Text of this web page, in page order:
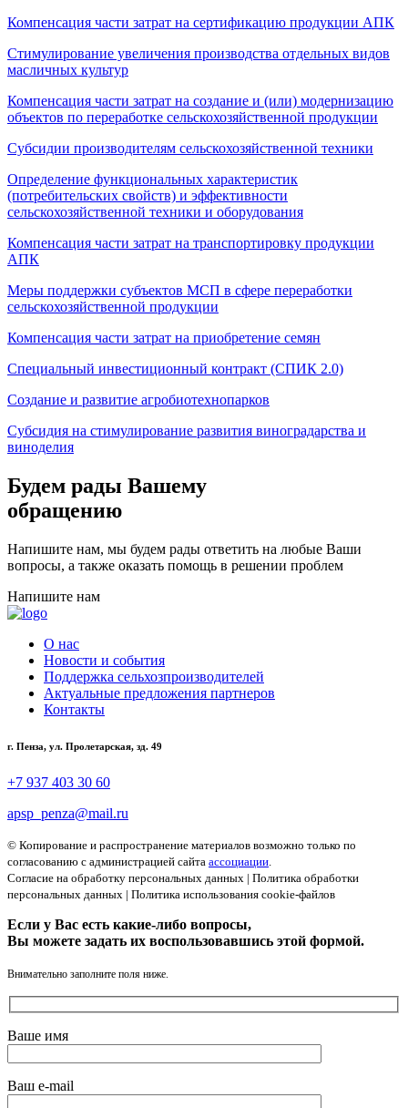
Компенсация части затрат на сертификацию продукции АПК
Стимулирование увеличения производства отдельных видов
масличных культур
Компенсация части затрат на создание и (или) модернизацию
объектов по переработке сельскохозяйственной продукции
Субсидии производителям сельскохозяйственной техники
Определение функциональных характеристик
(потребительских свойств) и эффективности
сельскохозяйственной техники и оборудования
Компенсация части затрат на транспортировку продукции
АПК
Меры поддержки субъектов МСП в сфере переработки
сельскохозяйственной продукции
Компенсация части затрат на приобретение семян
Специальный инвестиционный контракт (СПИК 2.0)
Создание и развитие агробиотехнопарков
Субсидия на стимулирование развития виноградарства и
виноделия
Будем рады Вашему
обращению
Напишите нам, мы будем рады ответить на любые Ваши
вопросы, а также оказать помощь в решении проблем
Напишите нам
О нас
Новости и события
Поддержка сельхозпроизводителей
Актуальные предложения партнеров
Контакты
г. Пенза, ул. Пролетарская, зд. 49
+7 937 403 30 60
apsp_penza@mail.ru
© Копирование и распространение материалов возможно только по
согласованию с администрацией сайта ассоциации
Согласие на обработку персональных данных | Политика обработки
персональных данных | Политика использования cookie-файлов
Если у Вас есть какие-либо вопросы,
Вы можете задать их воспользовавшись этой формой.
Внимательно заполните поля ниже.
Ваше имя
Ваш e-mail